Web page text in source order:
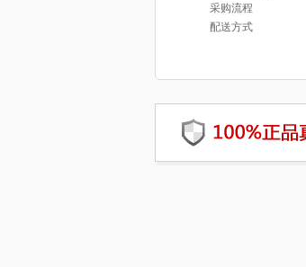
采购流程
配送方式